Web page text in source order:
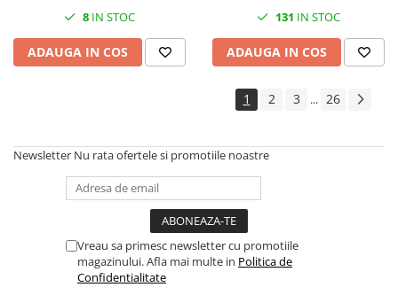
8 IN STOC
ADAUGA IN COS
131 IN STOC
ADAUGA IN COS
1 2 3 ... 26
Newsletter Nu rata ofertele si promotiile noastre
Vreau sa primesc newsletter cu promotiile
magazinului. Afla mai multe in Politica de
Confidentialitate